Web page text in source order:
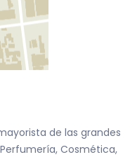
de las grandes
Cosmética,